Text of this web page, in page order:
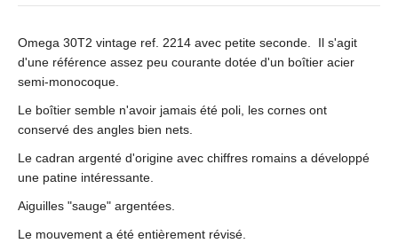
Omega 30T2 vintage ref. 2214 avec petite seconde. Il s'agit
d'une référence assez peu courante dotée d'un boîtier acier
semi-monocoque.
Le boîtier semble n'avoir jamais été poli, les cornes ont
conservé des angles bien nets.
Le cadran argenté d'origine avec chiffres romains a développé
une patine intéressante.
Aiguilles "sauge" argentées.
Le mouvement a été entièrement révisé.